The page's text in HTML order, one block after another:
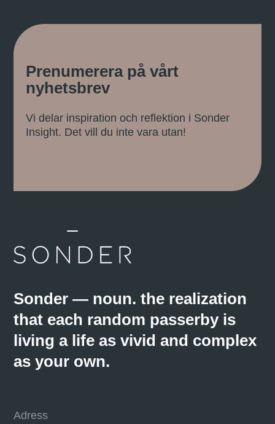
Prenumerera på vårt
nyhetsbrev
Vi delar inspiration och reflektion i Sonder
Insight. Det vill du inte vara utan!
Sonder — noun. the realization
that each random passerby is
living a life as vivid and complex
as your own.
Adress